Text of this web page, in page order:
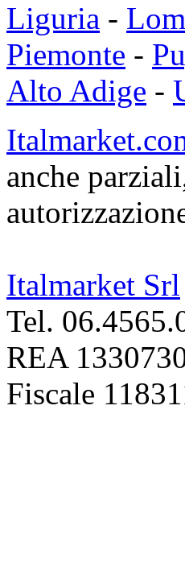
Liguria -
Piemonte -
Alto Adige -
anche
Italmarket Srl
Tel.
REA
Fiscale